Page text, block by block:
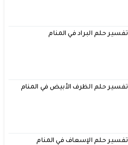
تفسير حلم البراد في المنام
تفسير حلم الظرف الأبيض في المنام
تفسير حلم الإسعاف في المنام